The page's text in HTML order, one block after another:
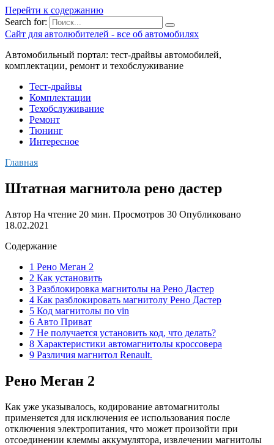
Перейти к содержанию
Search for:
Сайт для автолюбителей - все об автомобилях
Автомобильный портал: тест-драйвы автомобилей,
комплектации, ремонт и техобслуживание
Тест-драйвы
Комплектации
Техобслуживание
Ремонт
Тюнинг
Интересное
Главная
Штатная магнитола рено дастер
Автор На чтение 20 мин. Просмотров 30 Опубликовано
18.02.2021
Содержание
1 Рено Меган 2
2 Как установить
3 Разблокировка магнитолы на Рено Дастер
4 Как разблокировать магнитолу Рено Дастер
5 Код магнитолы по vin
6 Авто Приват
7 Не получается установить код, что делать?
8 Характеристики автомагнитолы кроссовера
9 Различия магнитол Renault.
Рено Меган 2
Как уже указывалось, кодирование автомагнитолы
применяется для исключения ее использования после
отключения электропитания, что может произойти при
отсоединении клеммы аккумулятора, извлечении магнитолы